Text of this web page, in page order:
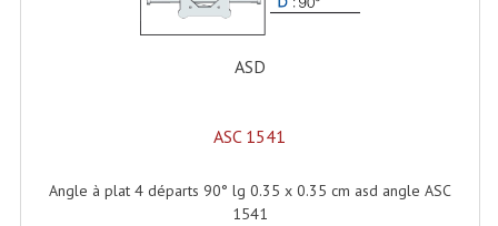
Chenillards Modulateurs
Consoles Éclairage DMX
Flexibles Lumineux Leds
ASD
ASC 1541
Angle à plat 4 départs 90° lg 0.35 x 0.35 cm asd angle ASC
1541